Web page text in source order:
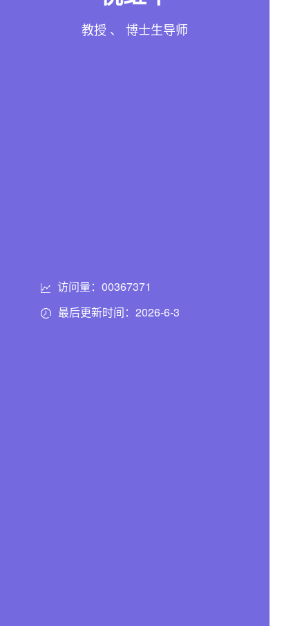
教授 、 博士生导师
访问量： 00367371
最后更新时间： 2026-6-3